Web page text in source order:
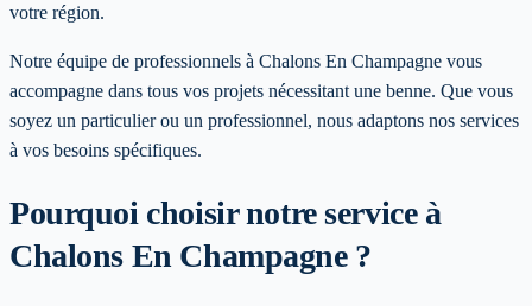
votre région.
Notre équipe de professionnels à Chalons En Champagne vous
accompagne dans tous vos projets nécessitant une benne. Que vous
soyez un particulier ou un professionnel, nous adaptons nos services
à vos besoins spécifiques.
Pourquoi choisir notre service à
Chalons En Champagne?